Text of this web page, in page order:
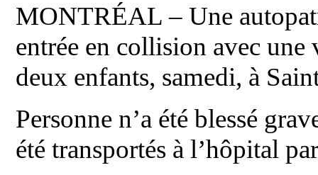
MONTRÉAL – Une
entrée en collision avec
deux enfants, samedi, à
Personne n’a été blessé
été transportés à l’hôpital